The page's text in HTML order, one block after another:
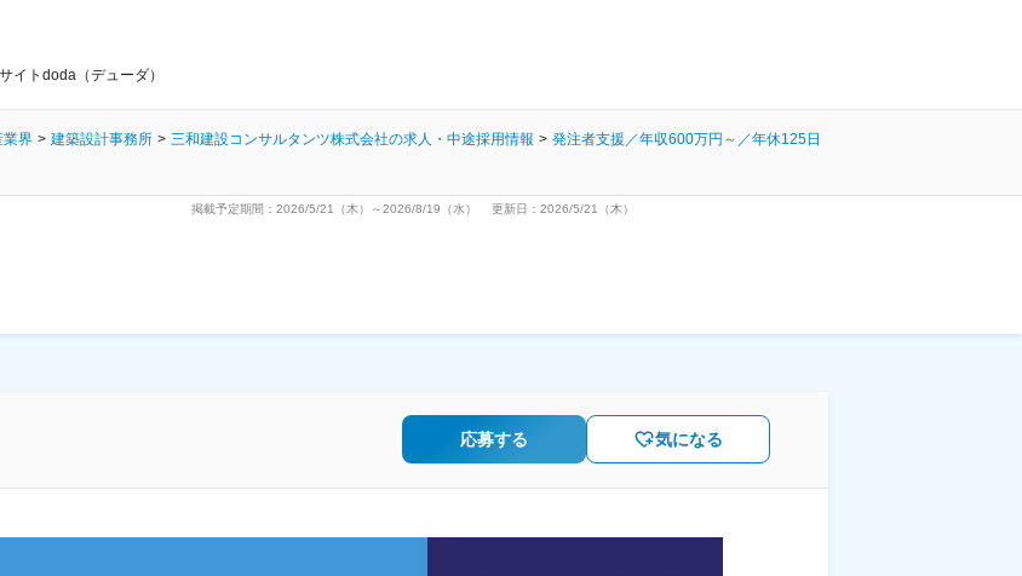
イトdoda（デューダ）
業界 建築設計事務所 三和建設コンサルタンツ株式会社の求人・中途採用情報
発注者支援／年収600万円～／年休125日
掲載予定期間：2026/5/21（木）～2026/8/19（水） 更新日：2026/5/21（木）
応募する 気になる